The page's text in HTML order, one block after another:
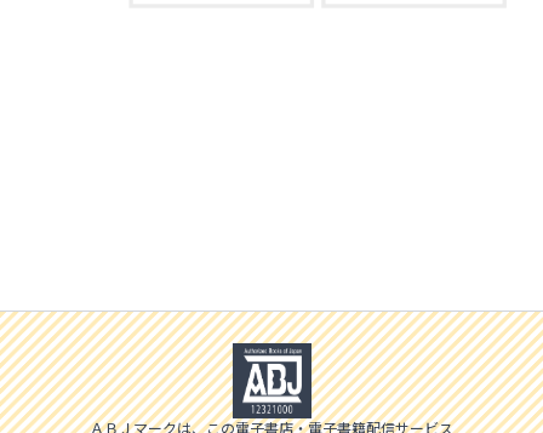
G-Lish LiKo
ご感想・お問合わせ
ＡＢＪマークは、この電子書店・電子書籍配信サービス